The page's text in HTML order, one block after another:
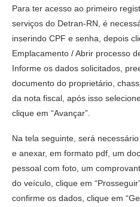
Para ter acesso ao primeiro
serviços do Detran-RN, é
inserindo CPF e senha, depois
Emplacamento / Abrir processo
Informe os dados solicitados,
documento do proprietário,
da nota fiscal, após isso
clique em “Avançar”.
Na tela seguinte, será
e anexar, em formato pdf, um
pessoal com foto, um
do veículo, clique em
confirme os dados, clique em